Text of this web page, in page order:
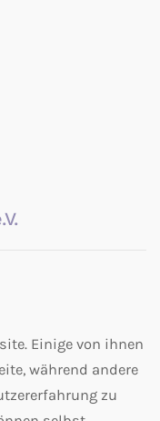
Einige von ihnen
während andere
zu